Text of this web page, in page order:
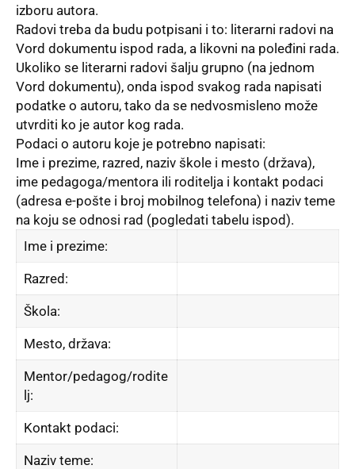
izboru autora.
Radovi treba da budu potpisani i to: literarni radovi na
Vord dokumentu ispod rada, a likovni na poleđini rada.
Ukoliko se literarni radovi šalјu grupno (na jednom
Vord dokumentu), onda ispod svakog rada napisati
podatke o autoru, tako da se nedvosmisleno može
utvrditi ko je autor kog rada.
Podaci o autoru koje je potrebno napisati:
Ime i prezime, razred, naziv škole i mesto (država),
ime pedagoga/mentora ili roditelјa i kontakt podaci
(adresa e-pošte i broj mobilnog telefona) i naziv teme
na koju se odnosi rad (pogledati tabelu ispod).
Ime i prezime:
Razred:
Škola:
Mesto, država:
Mentor/pedagog/rodite
lј:
Kontakt podaci:
Naziv teme: